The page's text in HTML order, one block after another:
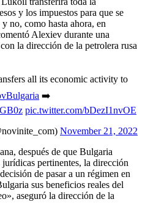
y los impuestos para que se
no, como hasta ahora, en
Alexiev durante una
la dirección de la petrolera rusa
all its economic activity to
➡️
pic.twitter.com/bDezI1nvOE
November 21, 2022
después de que Bulgaria
jurídicas pertinentes, la dirección
de pasar a un régimen en
sus beneficios reales del
aseguró la dirección de la